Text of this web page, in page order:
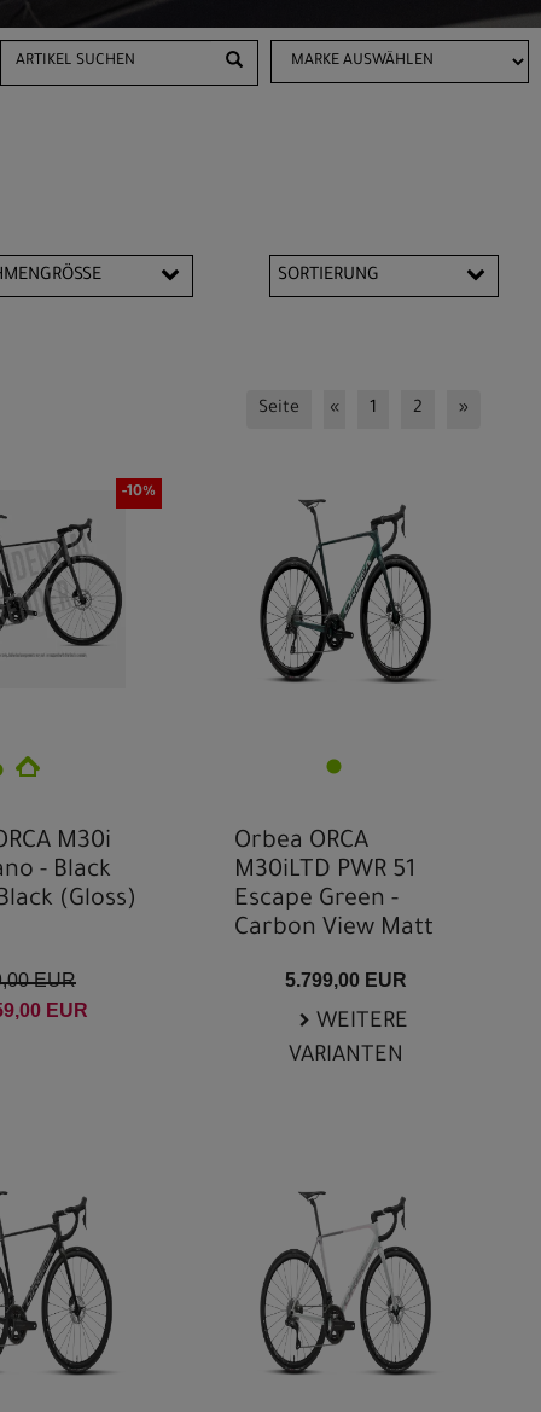
SORTIERUNG
XXS
Seite « 1 2 »
-10%
M30i
- Black
(Gloss)
EUR
EUR
Orbea ORCA
M30iLTD PWR 51
Escape Green -
Carbon View Matt
5.799,00 EUR
WEITERE
VARIANTEN